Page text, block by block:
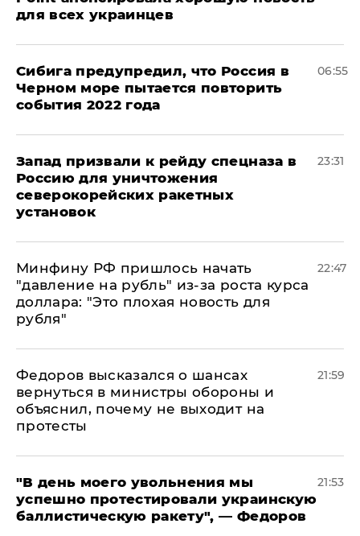
для всех украинцев
Сибига предупредил, что Россия в
Черном море пытается повторить
события 2022 года
06:55
Запад призвали к рейду спецназа в
Россию для уничтожения
северокорейских ракетных
установок
23:31
Минфину РФ пришлось начать
"давление на рубль" из-за роста курса
доллара: "Это плохая новость для
рубля"
22:47
Федоров высказался о шансах
вернуться в министры обороны и
объяснил, почему не выходит на
протесты
21:59
​"В день моего увольнения мы
успешно протестировали украинскую
баллистическую ракету", — Федоров
21:53